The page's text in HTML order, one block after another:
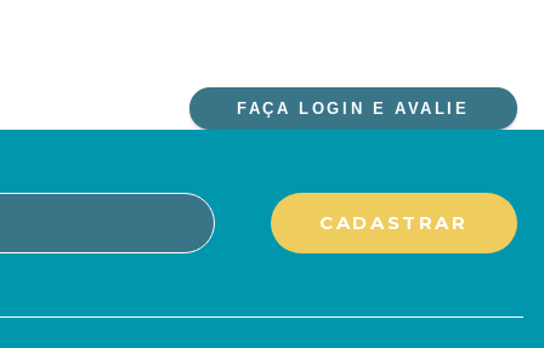
FAÇA LOGIN E AVALIE